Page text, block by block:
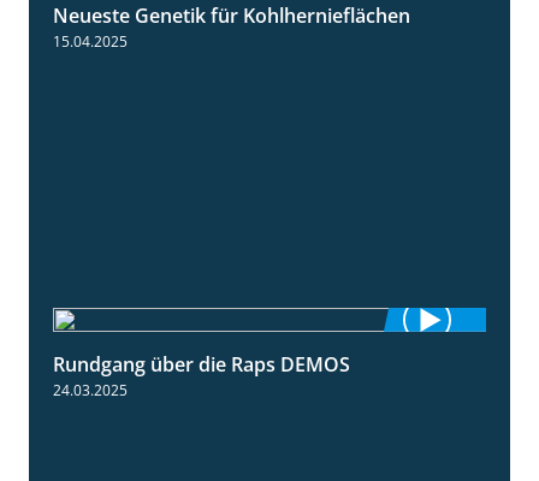
Neueste Genetik für Kohlhernieflächen
15.04.2025
Rundgang über die Raps DEMOS
24.03.2025